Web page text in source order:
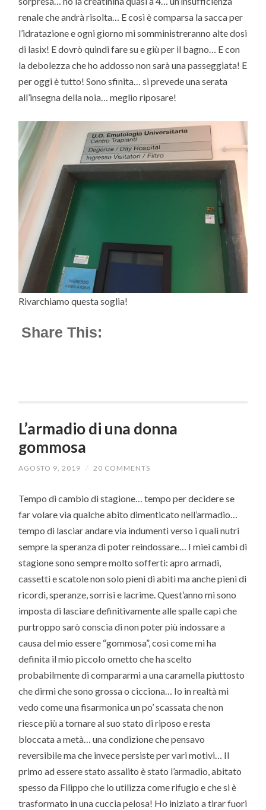
renale che andrà risolta… E così è comparsa la sacca per
l’idratazione e ogni giorno mi somministreranno alte dosi
di lasix! E dovrò quindi fare su e giù per il bagno… E con
la debolezza che ho addosso non sarà una passeggiata! E
per oggi è tutto! Sono sfinita… si prevede una serata
all’insegna della noia… meglio riposare!
Rivarchiamo questa soglia!
Share This:
L’armadio di una donna
gommosa
AGOSTO 9, 2019 / 20 COMMENTS
Tempo di cambio di stagione… tempo per decidere se
far volare via qualche abito dimenticato nell’armadio…
tempo di lasciar andare via indumenti verso i quali nutri
sempre la speranza di poter reindossare… I miei cambi di
stagione sono sempre molto sofferti: apro armadi,
cassetti e scatole non solo pieni di abiti ma anche pieni di
ricordi, speranze, sorrisi e lacrime. Quest’anno mi sono
imposta di lasciare definitivamente alle spalle capi che
purtroppo sarò conscia di non poter più indossare a
causa del mio essere “gommosa”, così come mi ha
definita il mio piccolo ometto che ha scelto
probabilmente di compararmi a una caramella piuttosto
che dirmi che sono grossa o cicciona… Io in realtà mi
vedo come una fisarmonica un po’ scassata che non
riesce più a tornare al suo stato di riposo e resta
bloccata a metà… una condizione che pensavo
reversibile ma che invece persiste per vari motivi… Il
primo ad essere stato assalito è stato l’armadio, abitato
spesso da Filippo che lo utilizza come rifugio e che si è
trasformato in una cuccia pelosa! Ho iniziato a tirar fuori